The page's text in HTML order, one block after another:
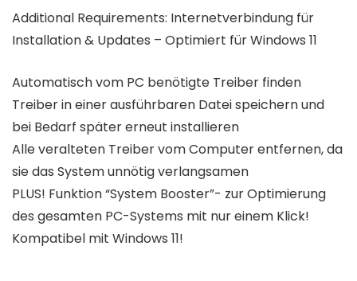
Additional Requirements: Internetverbindung für
Installation & Updates – Optimiert für Windows 11
Automatisch vom PC benötigte Treiber finden
Treiber in einer ausführbaren Datei speichern und
bei Bedarf später erneut installieren
Alle veralteten Treiber vom Computer entfernen, da
sie das System unnötig verlangsamen
PLUS! Funktion “System Booster”- zur Optimierung
des gesamten PC-Systems mit nur einem Klick!
Kompatibel mit Windows 11!